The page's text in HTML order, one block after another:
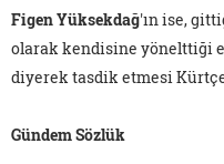
Figen Yüksekdağ'ın ise,
olarak kendisine yönelttiği
diyerek tasdik etmesi
Gündem Sözlük